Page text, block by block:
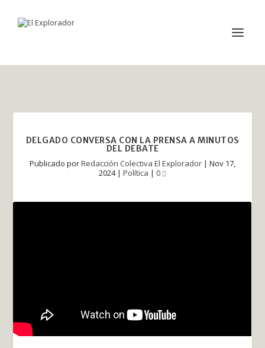
DELGADO CONVERSA CON LA PRENSA A MINUTOS
DEL DEBATE
Publicado porRedacción Colectiva El Explorador | Nov 17,
2024| Política | 0